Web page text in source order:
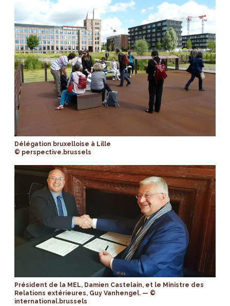
Délégation bruxelloise à Lille
© perspective.brussels
Président de la MEL, Damien Castelain, et le Ministre des
Relations extérieures, Guy Vanhengel. — ©
international.brussels